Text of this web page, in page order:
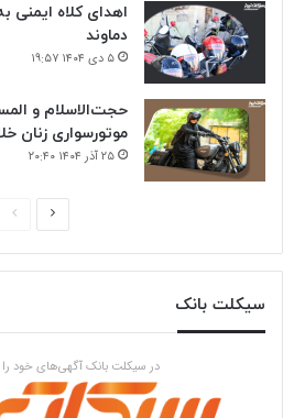
اهدای کلاه ایمنی
دماوند
۵ دی ۱۴۰۴ ۱۹:۵۷
حجت‌الاسلام و
موتورسواری زنان
۲۵ آذر ۱۴۰۴ ۲۰:۴۰
صفحه
سیکلت بانک
در سیکلت بانک آگهی‌های خود را